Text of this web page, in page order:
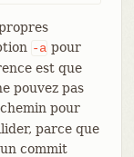
-a pour
est que
pouvez pas
pour
parce que
commit